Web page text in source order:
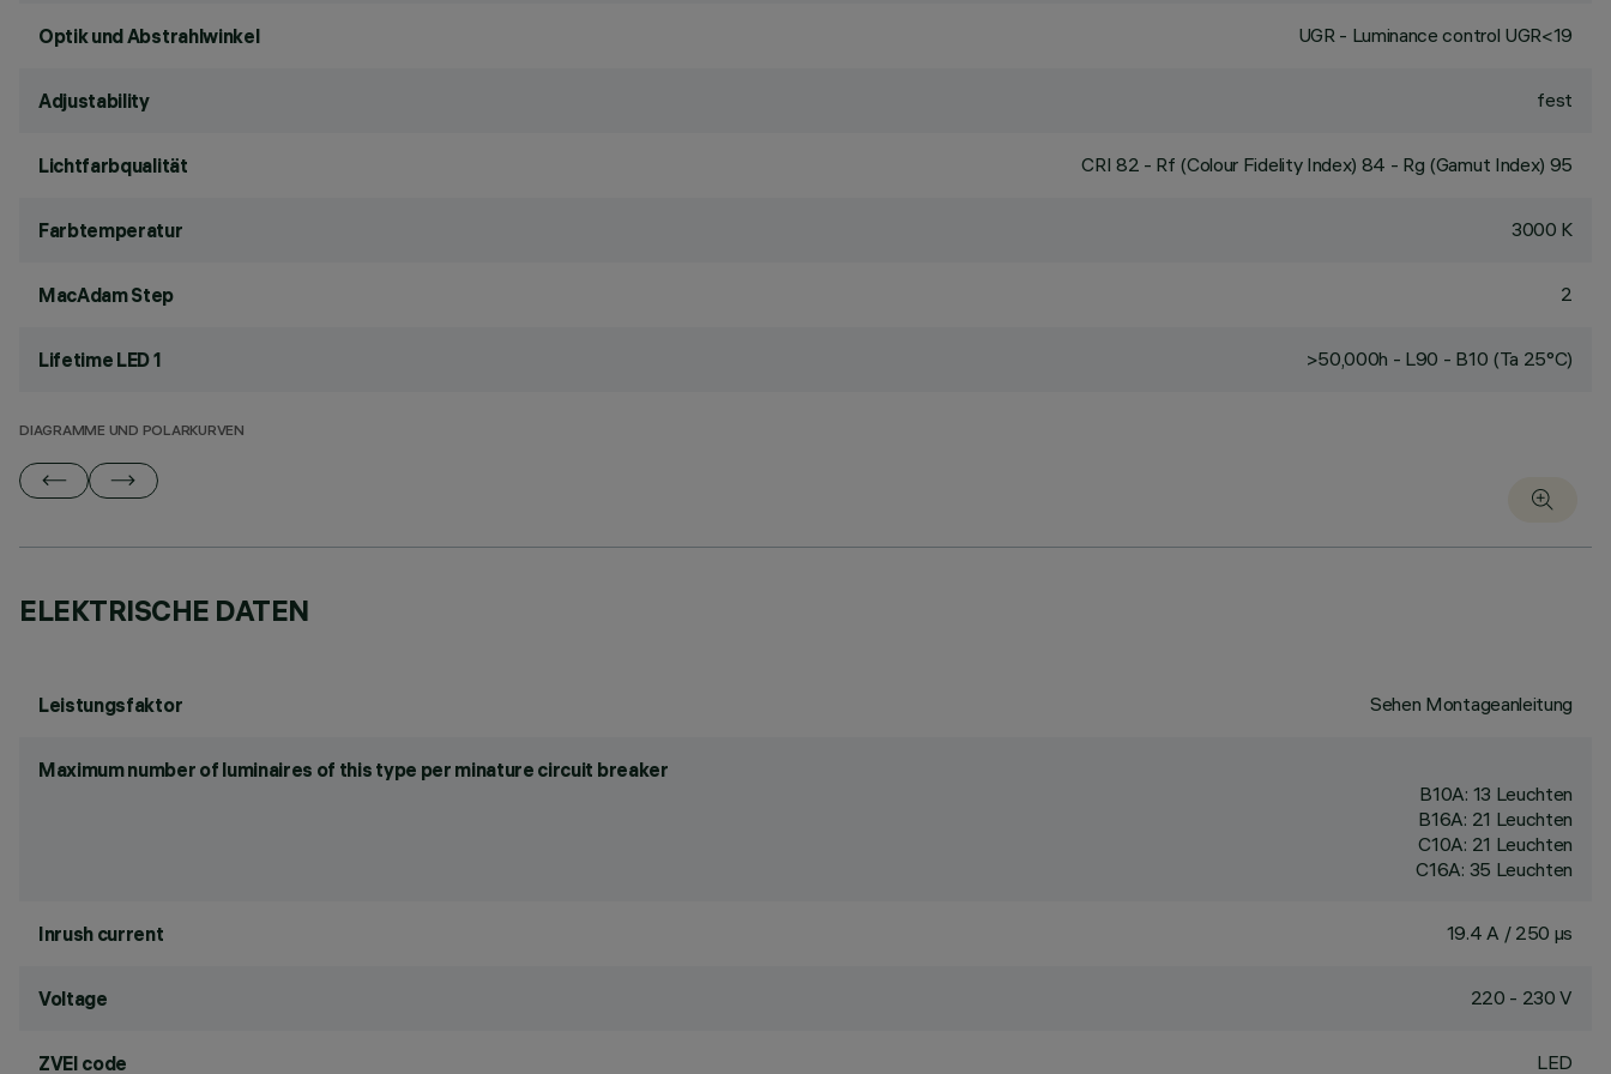
Optik und Abstrahlwinkel UGR - Luminance control UGR<19
Adjustability fest
Lichtfarbqualität CRI 82 - Rf (Colour Fidelity Index) 84 - Rg (Gamut Index) 95
Farbtemperatur 3000 K
MacAdam Step 2
Lifetime LED 1 >50,000h - L90 - B10 (Ta 25°C)
DIAGRAMME UND POLARKURVEN
ELEKTRISCHE DATEN
Leistungsfaktor Sehen Montageanleitung
Maximum number of luminaires of this type per minature circuit breaker
B10A: 13 Leuchten
B16A: 21 Leuchten
C10A: 21 Leuchten
C16A: 35 Leuchten
Inrush current 19.4 A / 250 µs
Voltage 220 - 230 V
ZVEI code LED